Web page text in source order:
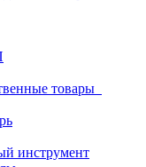
товары
инструмент